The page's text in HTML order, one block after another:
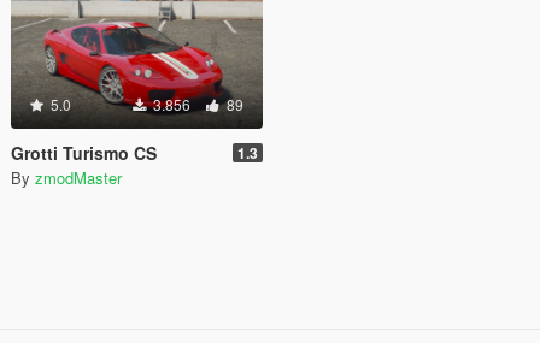
5.0 3.856 89
Grotti Turismo CS 1.3
By zmodMaster